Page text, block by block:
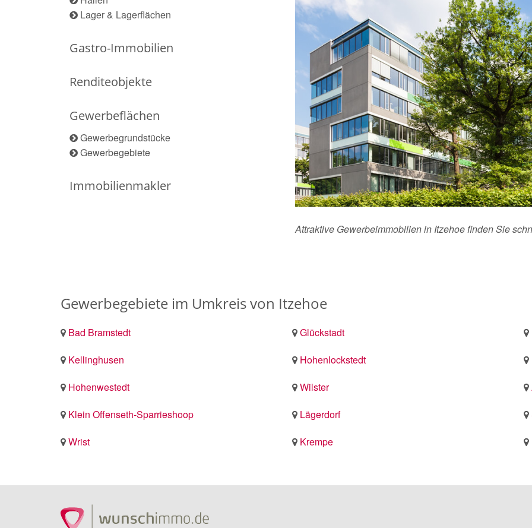
Lager & Lagerflächen
Gastro-Immobilien
Renditeobjekte
Gewerbeflächen
Gewerbegrundstücke
Gewerbegebiete
Immobilienmakler
Attraktive Gewerbeimmobilien in Itzehoe finden Sie
Gewerbegebiete im Umkreis von Itzehoe
Bad Bramstedt Glückstadt
Kellinghusen
Hohenlockstedt
Hohenwestedt
Wilster
Klein Offenseth-Sparrieshoop
Lägerdorf
Wrist
Krempe